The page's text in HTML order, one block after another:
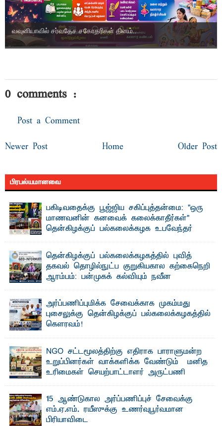
வவுனியாவில் சர்வதேச சகோதரிகள் தினம்...
0 comments :
Post a Comment
Newer Post Older Post
Home
பிரபல்யமானவை
பகிடிவதைக்கு பூஜ்ஜிய சகிப்புத்தன்மை: "ஒரு
மாணவனின் கனவைக் கலைக்காதீர்கள்" –
தென்கிழக்குப் பல்கலைக்கழக உபவேந்தர்
வலியுறுத்தல்
"ஒ ரு மாணவனின் அல்லது மாணவியின் கனவு என்னால்
கலைக்கப்படாது" என்ற உறுதியை ஒவ்வொரு மாணவரும் ...
தென்கிழக்குப் பல்கலைக்கழகத்தில் புவித்
தகவல் தொழில்நுட்ப குறுகியகால கற்கைநெறி
ஆரம்பம்: பன்முகக் கல்வியும் நவீன
பேராசிரியர் எம். எம். பாஸில்
தெ ன்கிழக்குப் பல்கலைக்கழகத்தின் கலை மற்றும் கலாசார
பீடத்தின் புவியியல் துறையினால் ...
அர்ப்பணிப்புமிக்க சேவைக்காக முகம்மது
புசைலுக்கு தென்கிழக்குப் பல்கலைக்கழகத்தில்
கௌரவம்!
NGO சட்டமூலத்திற்கு எதிராக பாராளுமன்ற
உறுப்பினர்கள் வாக்களிக்க வேண்டும் – மனித
உரிமைகள் செயற்பாட்டாளர் அருட்பணி
ஜே. எப். காமிலா பேகம்- இ லங்கை அரசாங்கம் அரசுசாரா
அமைப்புகள் (NGO) தொடர்பான புதிய சட்டமூலத்தை ...
15 ஆண்டுகால அர்ப்பணிப்புச் சேவைக்கு
எம்.ஏ.எம். ரயீஸுக்கு உணர்வுபூர்வமான
பிரியாவிடை